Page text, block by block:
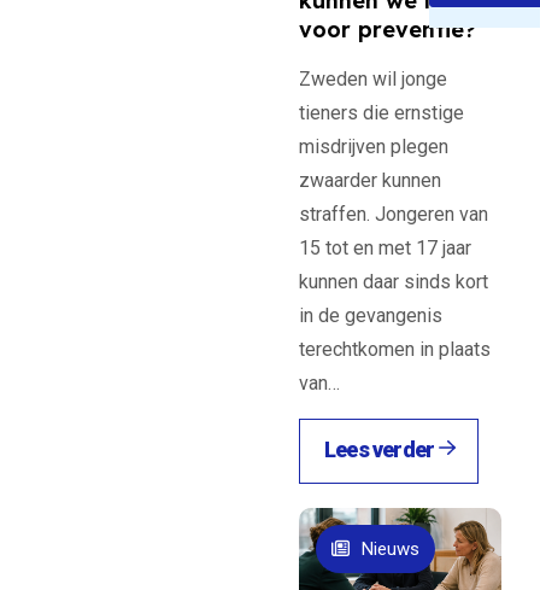
voor preventie?
Zweden wil jonge
tieners die ernstige
misdrijven plegen
zwaarder kunnen
straffen. Jongeren van
15 tot en met 17 jaar
kunnen daar sinds kort
in de gevangenis
terechtkomen in plaats
van…
Lees verder
Nieuws